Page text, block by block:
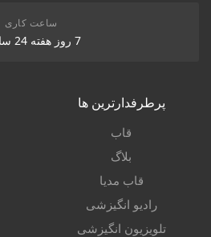
ساعت کاری
پرطرفدارترین ها
قاب
بلاگ
قاب مدیا
رادیو انگیزشی
تلویزیون انگیزشی